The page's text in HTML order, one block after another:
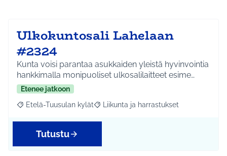
Ulkokuntosali Lahelaan
#2324
Kunta voisi parantaa asukkaiden yleistä hyvinvointia
hankkimalla monipuoliset ulkosalilaitteet esime…
Etenee jatkoon
Rajaa tulokset aihepiirin mukaan: Etelä-Tuusulan kylät
Etelä-Tuusulan kylät Rajaa tulokset teeman mukaan:
Liikunta ja harrastukset
Tutustu